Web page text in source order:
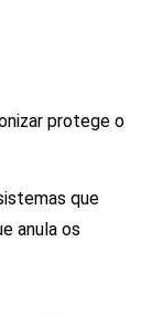
protege o
que
anula os